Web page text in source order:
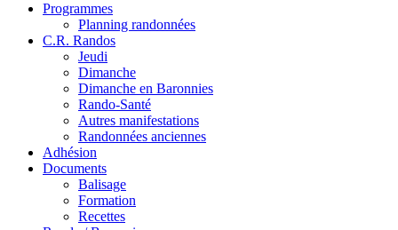
Programmes
Planning randonnées
C.R. Randos
Jeudi
Dimanche
Dimanche en Baronnies
Rando-Santé
Autres manifestations
Randonnées anciennes
Adhésion
Documents
Balisage
Formation
Recettes